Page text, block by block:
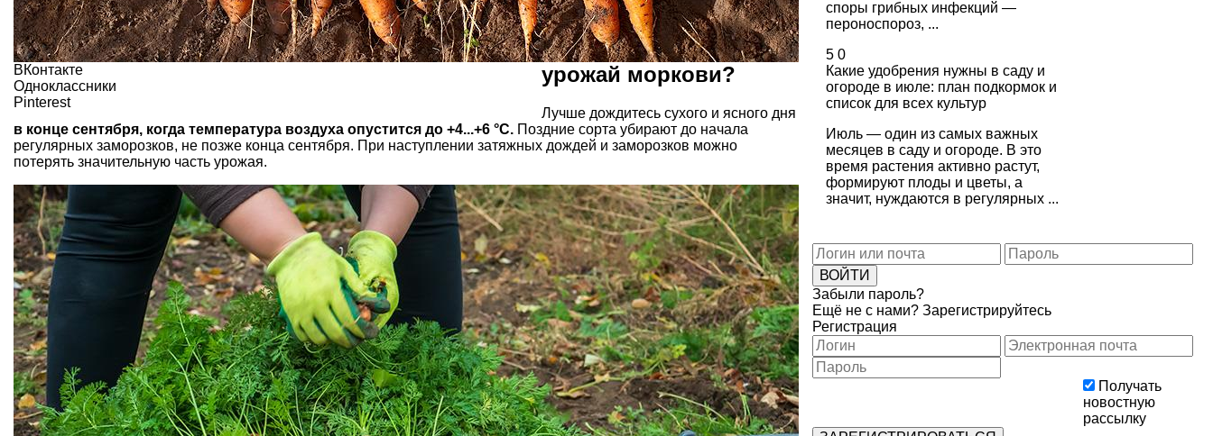
ВКонтакте
Одноклассники
Pinterest
урожай моркови?
Лучше дождитесь сухого и ясного дня
в конце сентября, когда температура воздуха опустится до +4...+6 °C. Поздние сорта убирают до начала
регулярных заморозков, не позже конца сентября. При наступлении затяжных дождей и заморозков можно
потерять значительную часть урожая.
споры грибных инфекций —
пероноспороз, ...
5 0
Какие удобрения нужны в саду и
огороде в июле: план подкормок и
список для всех культур
Июль — один из самых важных
месяцев в саду и огороде. В это
время растения активно растут,
формируют плоды и цветы, а
значит, нуждаются в регулярных ...
Забыли пароль?
Ещё не с нами? Зарегистрируйтесь
Регистрация
Получать
новостную
рассылку